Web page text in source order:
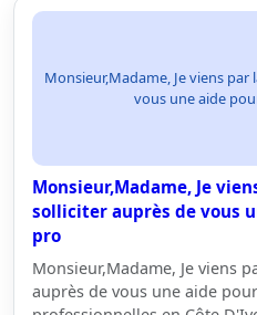
Monsieur,Madame, Je viens
vous une aide
Monsieur,Madame, Je
solliciter auprès de vous
pro
Monsieur,Madame, Je viens
auprès de vous une aide